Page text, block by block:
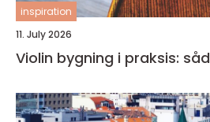
inspiration
11. July 2026
Violin bygning i praksis: